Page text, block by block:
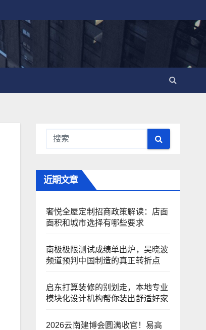
近期文章
奢悦全屋定制招商政策解读：店面
面积和城市选择有哪些要求
南极极限测试成绩单出炉，吴晓波
频道预判中国制造的真正转折点
启东打算装修的别划走，本地专业
模块化设计机构帮你装出舒适好家
2026云南建博会圆满收官！易高